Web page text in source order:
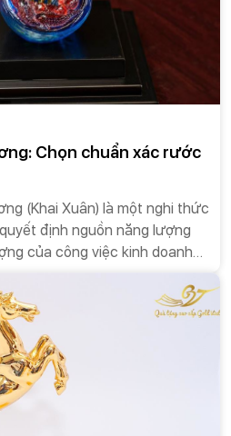
Chọn chuẩn xác rước
(Khai Xuân) là một nghi thức
định nguồn năng lượng
của công việc kinh doanh
được sự khởi đầu "Đại Cát
năng Rước Tài Lộc, quá trình
hiện một cách khoa học, kết
Chi, Ngũ Hành của năm), Địa
và Nhân Hòa (Mệnh, Tuổi
trình bày quy trình lọc chọn
Ngọ 2026.